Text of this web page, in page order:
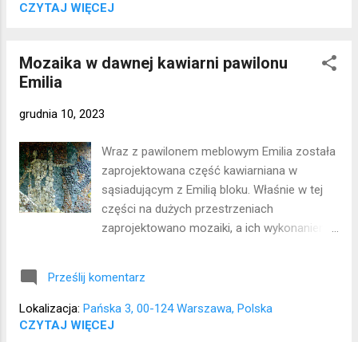
CZYTAJ WIĘCEJ
Mozaika w dawnej kawiarni pawilonu
Emilia
grudnia 10, 2023
Wraz z pawilonem meblowym Emilia została
zaprojektowana część kawiarniana w
sąsiadującym z Emilią bloku. Właśnie w tej
części na dużych przestrzeniach
zaprojektowano mozaiki, a ich wykonaniem
różnego rodzaju żywice i odpady (które
otrzymał m. in. z Zakładów Radiowych im.
Kasprzaka). Pawilon Emilia został zburzony,
Prześlij komentarz
Lokalizacja: Pańska 3, 00-124 Warszawa, Polska
CZYTAJ WIĘCEJ